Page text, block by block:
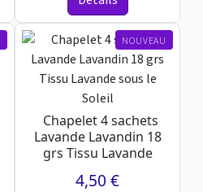
NOUVEAU
Chapelet 4 sachets
Lavande Lavandin 18
grs Tissu Lavande
4,50 €